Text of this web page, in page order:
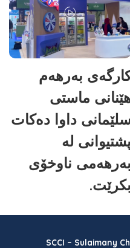
بەرهەم
ماستی
داوا دەکات
پشتیوانی لە
بەرهەمی ناوخۆی
بکرێت.
SCCI – Sulaimany